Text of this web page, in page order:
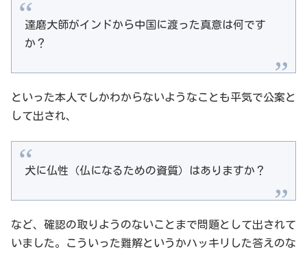
達磨大師がインドから中国に渡った真意は何です
か？
といった本人でしかわからないようなことも平気で公案と
して出され、
犬に仏性（仏になるための資質）はありますか？
など、確認の取りようのないことまで問題として出されて
いました。こういった難解というかハッキリした答えのな